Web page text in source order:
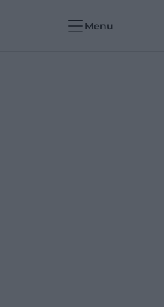
Menu